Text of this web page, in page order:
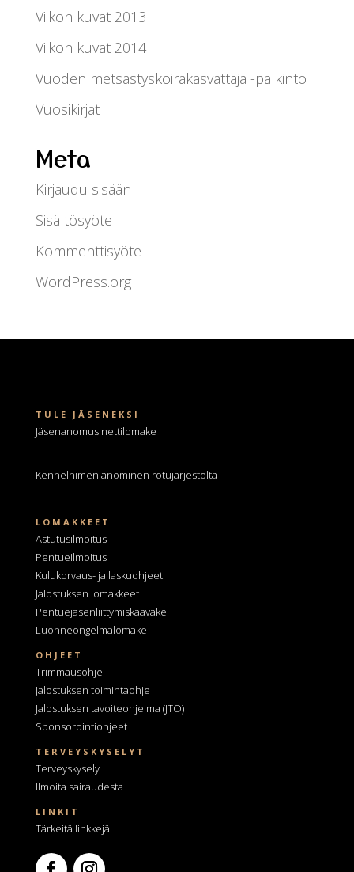
Viikon kuvat 2013
Viikon kuvat 2014
Vuoden metsästyskoirakasvattaja -palkinto
Vuosikirjat
Meta
Kirjaudu sisään
Sisältösyöte
Kommenttisyöte
WordPress.org
TULE JÄSENEKSI
Jäsenanomus nettilomake
Kennelnimen anominen rotujärjestöltä
LOMAKKEET
Astutusilmoitus
Pentueilmoitus
Kulukorvaus- ja laskuohjeet
Jalostuksen lomakkeet
Pentuejäsenliittymiskaavake
Luonneongelmalomake
OHJEET
Trimmausohje
Jalostuksen toimintaohje
Jalostuksen tavoiteohjelma (JTO)
Sponsorointiohjeet
TERVEYSKYSELYT
Terveyskysely
Ilmoita sairaudesta
LINKIT
Tärkeitä linkkejä